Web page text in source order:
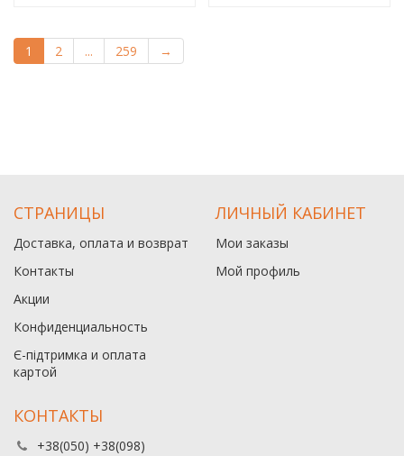
1 2 ... 259 →
СТРАНИЦЫ
Доставка, оплата и возврат
Контакты
Акции
Конфиденциальность
Є-підтримка и оплата
картой
ЛИЧНЫЙ КАБИНЕТ
Мои заказы
Мой профиль
КОНТАКТЫ
+38(050) +38(098)